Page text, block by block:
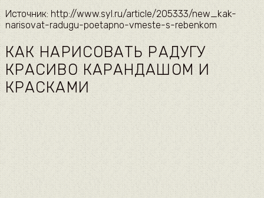
Источник: http://www.syl.ru/article/205333/new_kak-
narisovat-radugu-poetapno-vmeste-s-rebenkom
КАК НАРИСОВАТЬ РАДУГУ
КРАСИВО КАРАНДАШОМ И
КРАСКАМИ